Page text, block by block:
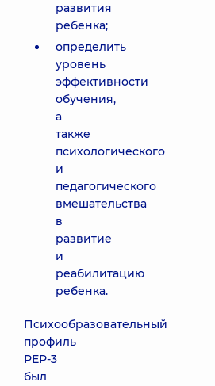
развития
ребенка;
определить
уровень
эффективности
обучения,
а
также
психологического
и
педагогического
вмешательства
в
развитие
и
реабилитацию
ребенка.
Психообразовательный
профиль
РЕР-3
был